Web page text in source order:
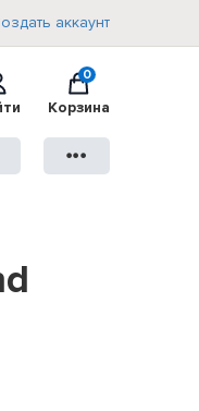
аккаунт
0
Корзина
●●●